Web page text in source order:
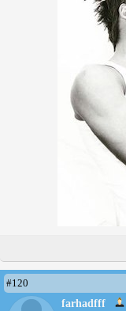
#120
farhadfff